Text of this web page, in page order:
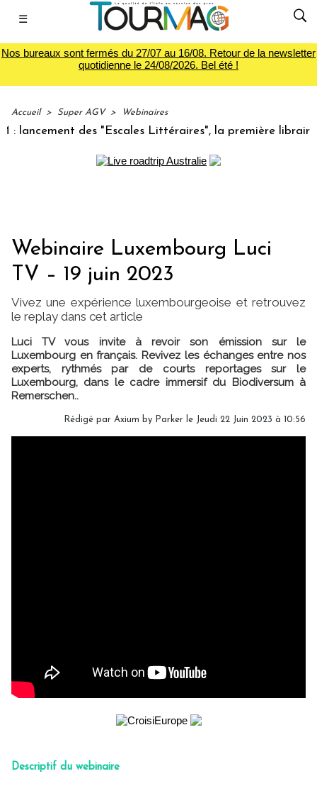
☰
Nos bureaux sont fermés du 27/07 au 16/08. Retour de la newsletter
quotidienne le 24/08/2026. Bel été !
Accueil > Super AGV > Webinaires
des "Escales Littéraires", la première librairie du
Webinaire Luxembourg Luci
TV – 19 juin 2023
Vivez une expérience luxembourgeoise et retrouvez
le replay dans cet article
Luci TV vous invite à revoir son émission sur le
Luxembourg en français. Revivez les échanges entre nos
experts, rythmés par de courts reportages sur le
Luxembourg, dans le cadre immersif du Biodiversum à
Remerschen..
Rédigé par Axium by Parker le Jeudi 22 Juin 2023 à 10:56
Descriptif du webinaire